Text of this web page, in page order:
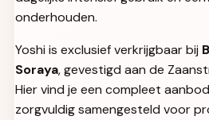
onderhouden.
Yoshi is exclusief verkrijgbaar bij
Soraya, gevestigd aan de
Hier vind je een compleet
zorgvuldig samengesteld voor